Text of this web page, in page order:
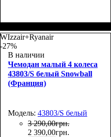
77х54х31
WIzzair+Ryanair
-27%
В наличии
Чемодан малый 4 колеса
43803/S белый Snowball
(Франция)
Модель: 43803/S белый
3 290,00грн.
2 390,00грн.